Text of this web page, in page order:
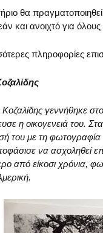
θα
και ανοιχτό για
πληροφορίες
γεννήθηκε
η οικογενειά του.
του με τη φωτογραφία
να ασχοληθεί
από είκοσι χρόνια,